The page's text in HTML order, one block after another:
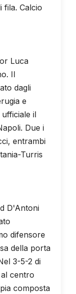
fila. Calcio
Luca
Il
dagli
e
il
Due i
entrambi
Turris
D'Antoni
difensore
della porta
3-5-2 di
centro
composta